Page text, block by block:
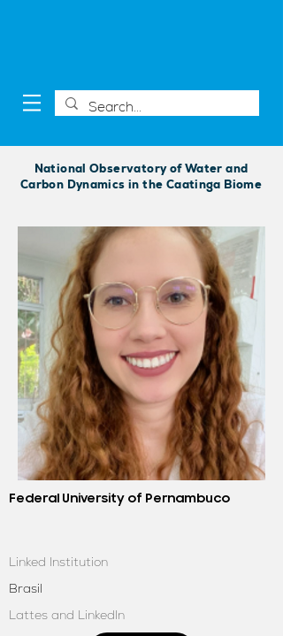
National Observatory of Water and
Carbon Dynamics in the Caatinga Biome
Federal University of Pernambuco
Linked Institution
Brasil
Lattes and LinkedIn